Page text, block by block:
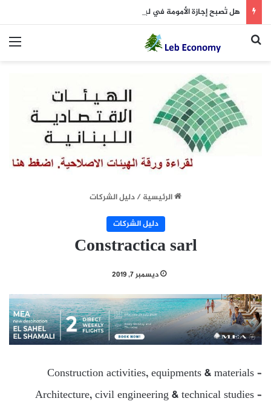
هل تُصبح إجازة الأمومة في لبنان 14 أسبوعاً؟
بحث عن
الرئيسية/دليل الشركات
دليل الشركات
Constractica sarl
ديسمبر 7, 2019
Construction activities, equipments & materials –
Architecture, civil engineering & technical studies –